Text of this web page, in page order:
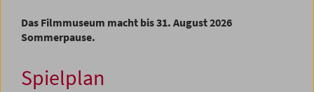
Das Filmmuseum macht bis 31. August 2026
Sommerpause.
Spielplan